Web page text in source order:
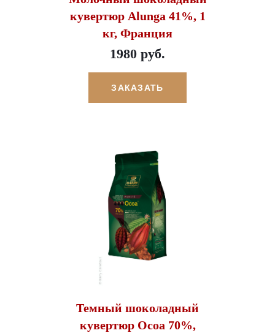
кувертюр Alunga 41%, 1
кг, Франция
1980 руб.
ЗАКАЗАТЬ
Темный шоколадный
кувертюр Ocoa 70%,